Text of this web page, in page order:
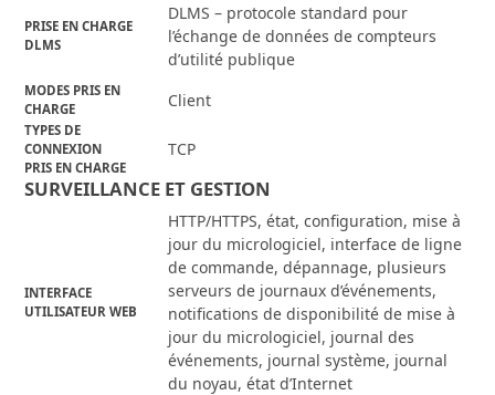
PRISE EN CHARGE
DLMS
DLMS – protocole standard pour
l’échange de données de compteurs
d’utilité publique
MODES PRIS EN
CHARGE
Client
TYPES DE
CONNEXION
PRIS EN CHARGE
TCP
SURVEILLANCE ET GESTION
INTERFACE
UTILISATEUR WEB
HTTP/HTTPS, état, configuration, mise à
jour du micrologiciel, interface de ligne
de commande, dépannage, plusieurs
serveurs de journaux d’événements,
notifications de disponibilité de mise à
jour du micrologiciel, journal des
événements, journal système, journal
du noyau, état d’Internet